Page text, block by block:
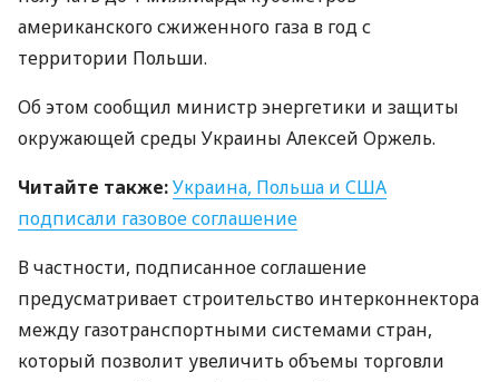
американского сжиженного газа в год с
территории Польши.
Об этом сообщил министр энергетики и защиты
окружающей среды Украины Алексей Оржель.
Читайте также:Украина, Польша и США
подписали газовое соглашение
В частности, подписанное соглашение
предусматривает строительство интерконнектора
между газотранспортными системами стран,
который позволит увеличить объемы торговли